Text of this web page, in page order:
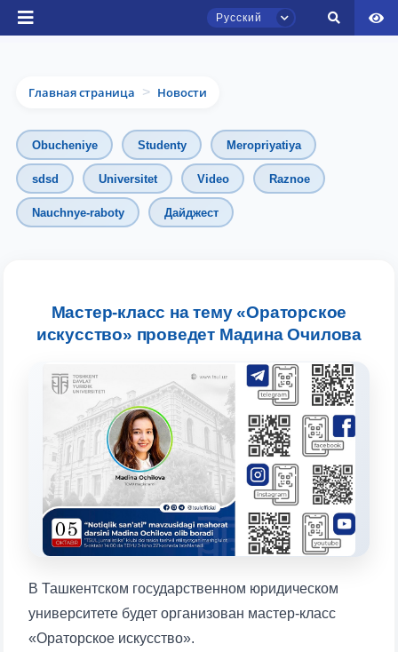
Русский
Главная страница > Новости
Obucheniye Studenty Meropriyatiya
sdsd Universitet Video Raznoe
Nauchnye-raboty Дайджест
Мастер-класс на тему «Ораторское
искусство» проведет Мадина Очилова
В Ташкентском государственном юридическом
университете будет организован мастер-класс
«Ораторское искусство».
Чат приёмной комиссии ТГЮУ
Онлайн
Оставляйте здесь свои обращения по
Выберите тему — затем появятся
конкретные вопросы:
1. Документы (бакалавр) (5) 2. Документы (магистр) (4)
4. Собеседование (магистр) (5) 5. Стоимость обучения (2)
6. Онлайн-заявки (15) 7. Колл-центр (4)